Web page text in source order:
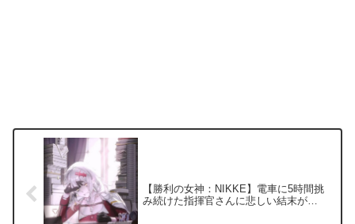
【勝利の女神：NIKKE】電車に5時間挑
み続けた指揮官さんに悲しい結末が…